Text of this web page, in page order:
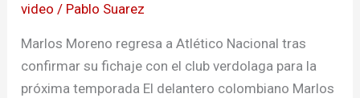
video / Pablo Suarez
Marlos Moreno regresa a Atlético Nacional tras
confirmar su fichaje con el club verdolaga para la
próxima temporada El delantero colombiano Marlos